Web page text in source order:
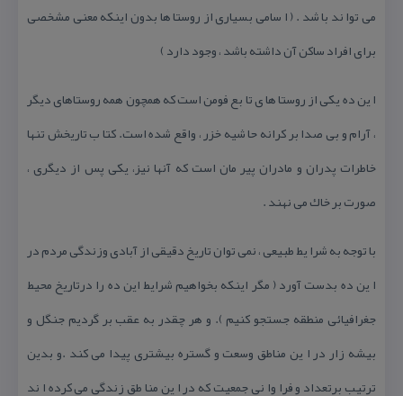
می توا ند با شد . ( ا سامی بسیاری از روستا ها بدون اینكه معنی مشخصی
برای افراد ساكن آن داشته باشد ، وجود دارد )
ا ین ده یكی از روستا ها ی تا بع فومن است كه همچون همه روستاهای دیگر
، آرام و بی صدا بر كرانه حا شیه خزر ، واقع شده است. كتا ب تاریخش تنها
خاطرات پدران و مادران پیر مان است كه آنها نیز، یكی پس از دیگری ،
صورت بر خاك می نهند .
با توجه به شرا یط طبیعی ، نمی توان تاریخ دقیقی از آبادی وزندگی مردم در
ا ین ده بدست آورد ( مگر اینكه بخواهیم شرایط این ده را درتاریخ محیط
جغرافیائی منطقه جستجو كنیم ). و هر چقدر به عقب بر گردیم جنگل و
بیشه زار در ا ین مناطق وسعت و گستره بیشتری پیدا می كند .و بدین
ترتیب برتعداد و فرا وا نی جمعیت كه در ا ین منا طق زندگی می كرده ا ند